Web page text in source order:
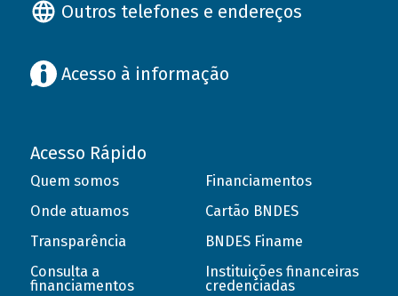
Outros telefones e endereços
Acesso à informação
Acesso Rápido
Quem somos
Onde atuamos
Transparência
Consulta a
financiamentos
Financiamentos
Cartão BNDES
BNDES Finame
Instituições financeiras
credenciadas